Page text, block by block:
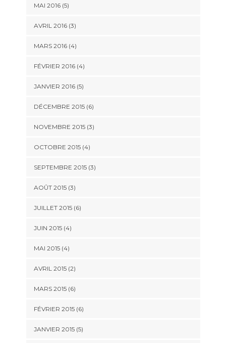
MAI 2016(5)
AVRIL 2016(3)
MARS 2016(4)
FÉVRIER 2016(4)
JANVIER 2016(5)
DÉCEMBRE 2015(6)
NOVEMBRE 2015(3)
OCTOBRE 2015(4)
SEPTEMBRE 2015(3)
AOÛT 2015(3)
JUILLET 2015(6)
JUIN 2015(4)
MAI 2015(4)
AVRIL 2015(2)
MARS 2015(6)
FÉVRIER 2015(6)
JANVIER 2015(5)